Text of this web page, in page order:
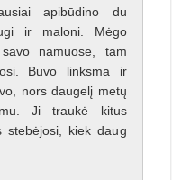
apibūdino du
ir maloni. Mėgo
namuose, tam
Buvo linksma ir
nors daugelį metų
Ji traukė kitus
stebėjosi, kiek daug